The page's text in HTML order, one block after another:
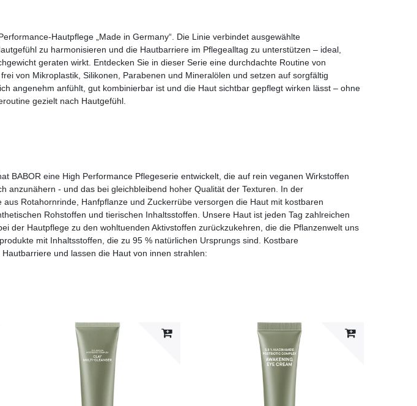
Hautpflege „Made in Germany“. Die Linie verbindet ausgewählte
zu harmonisieren und die Hautbarriere im Pflegealltag zu unterstützen – ideal,
geraten wirkt. Entdecken Sie in dieser Serie eine durchdachte Routine von
von Mikroplastik, Silikonen, Parabenen und Mineralölen und setzen auf sorgfältig
angenehm anfühlt, gut kombinierbar ist und die Haut sichtbar gepflegt wirken lässt – ohne
gezielt nach Hautgefühl.
BABOR eine High Performance Pflegeserie entwickelt, die auf rein veganen Wirkstoffen
anzunähern - und das bei gleichbleibend hoher Qualität der Texturen. In der
Rotahornrinde, Hanfpflanze und Zuckerrübe versorgen die Haut mit kostbaren
Rohstoffen und tierischen Inhaltsstoffen. Unsere Haut ist jeden Tag zahlreichen
der Hautpflege zu den wohltuenden Aktivstoffen zurückzukehren, die die Pflanzenwelt uns
mit Inhaltsstoffen, die zu 95 % natürlichen Ursprungs sind. Kostbare
und lassen die Haut von innen strahlen: